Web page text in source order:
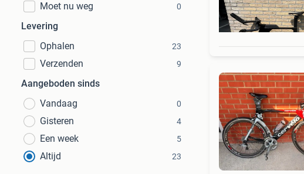
Moet nu weg
0
Levering
Ophalen
23
Verzenden 9
Aangeboden sinds
Vandaag
0
Gisteren 4
Een week 5
Altijd 23